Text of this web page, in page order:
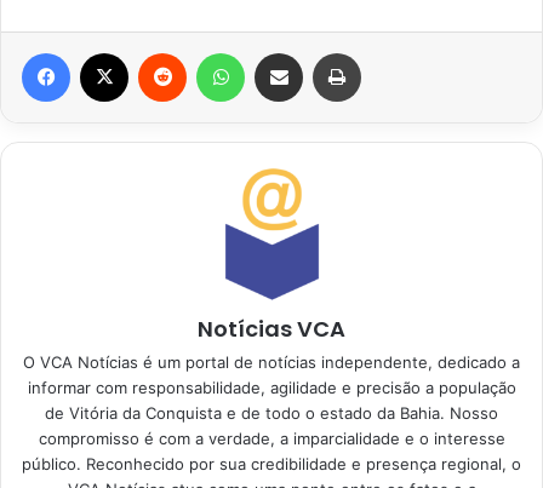
Facebook Reddit WhatsAppCompartilhar via e-mail
Notícias VCA
O VCA Notícias é um portal de notícias independente, dedicado a
informar com responsabilidade, agilidade e precisão a população
de Vitória da Conquista e de todo o estado da Bahia. Nosso
compromisso é com a verdade, a imparcialidade e o interesse
público. Reconhecido por sua credibilidade e presença regional, o